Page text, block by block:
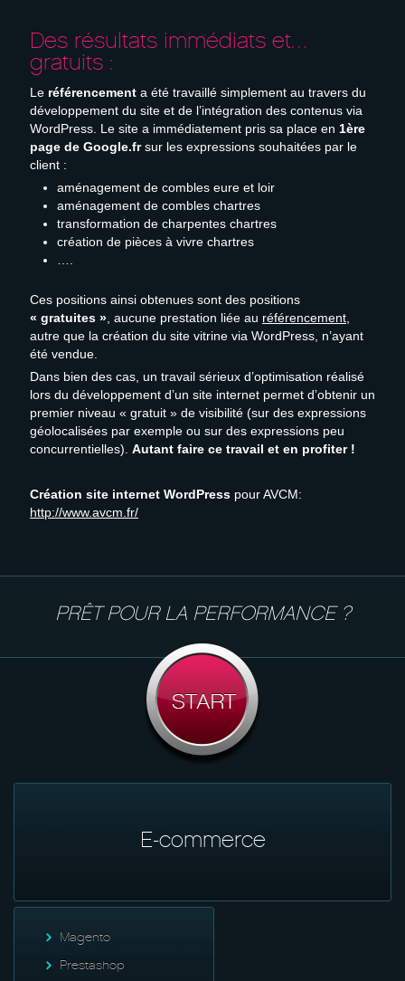
Des résultats immédiats et…
gratuits :
Le référencement a été travaillé simplement au travers du
développement du site et de l’intégration des contenus via
WordPress. Le site a immédiatement pris sa place en 1ère
page de Google.frsur les expressions souhaitées par le
client :
aménagement de combles eure et loir
aménagement de combles chartres
transformation de charpentes chartres
création de pièces à vivre chartres
Ces positions ainsi obtenues sont des positions
« gratuites » , aucune prestation liée au référencement
autre que la création du site vitrine via WordPress, n’ayant
été vendue.
Dans bien des cas, un travail sérieux d’optimisation réalisé
lors du développement d’un site internet permet d’obtenir un
premier niveau « gratuit » de visibilité (sur des expressions
géolocalisées par exemple ou sur des expressions peu
concurrentielles). Autant faire ce travail et en profiter !
Création site internet WordPress pour AVCM:
http://www.avcm.fr/
PRÊT POUR LA PERFORMANCE ?
E-commerce
Magento
Prestashop